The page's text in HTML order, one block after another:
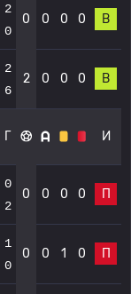
2
0
0 0 0 0 В
2
6
2 0 0 0 В
Г И
0
2
0 0 0 0 П
1
0
0 0 1 0 П